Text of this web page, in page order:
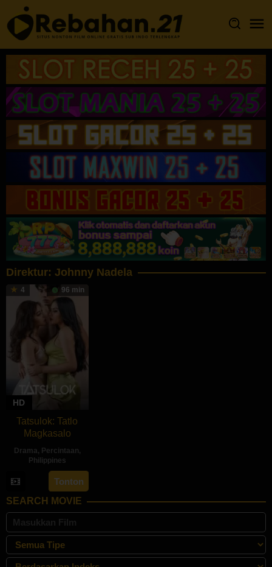
Loncat
ke
konten
Direktur: Johnny Nadela
4 96 min
HD
Tatsulok: Tatlo
Magkasalo
Drama, Percintaan,
Philippines
11
Oct
2024
Johnny
Nadela
Tonton
SEARCH MOVIE